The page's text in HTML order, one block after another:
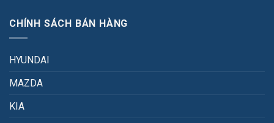
CHÍNH SÁCH BÁN HÀNG
HYUNDAI
MAZDA
KIA